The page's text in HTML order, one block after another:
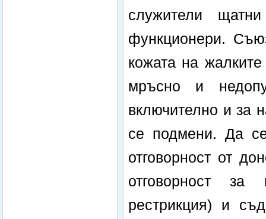
служители
функционери.
кожата на
мръсно и
включително и за
се подмени. Да
отговорност от
отговорност за
рестрикция) и